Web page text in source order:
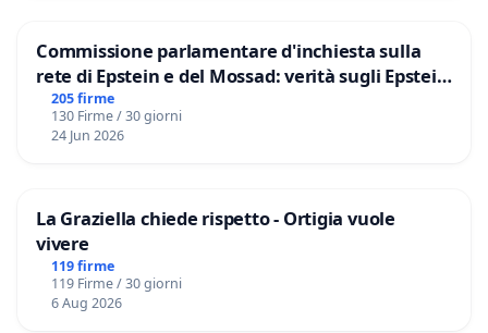
Commissione parlamentare d'inchiesta sulla
rete di Epstein e del Mossad: verità sugli Epstein
Files
205 firme
130 Firme / 30 giorni
24 Jun 2026
La Graziella chiede rispetto - Ortigia vuole
vivere
119 firme
119 Firme / 30 giorni
6 Aug 2026